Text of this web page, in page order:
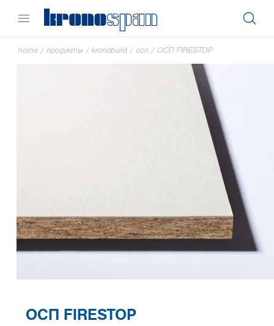
home / продукты / kronobuild / осп / ОСП FIRESTOP
ОСП FIRESTOP